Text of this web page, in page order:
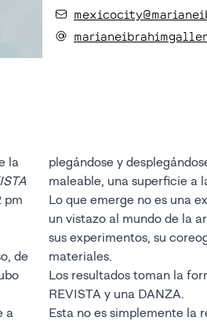
la
pm
plegándose y desplegándose como una hoja de papel—frágil,
Lo que emerge no es una exhibición de
un vistazo al mundo de la artista: a los ritmos
sus experimentos, su coreografía
materiales.
Los resultados toman la
REVISTA y una DANZA.
Esta no es simplemente la relación entre curadores y